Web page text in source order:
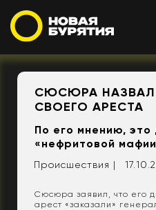
СЮСЮРА НАЗВАЛ
СВОЕГО АРЕСТА
По его мнению, это
«нефритовой
Происшествия |
Сюсюра заявил, что его
арест «заказали»